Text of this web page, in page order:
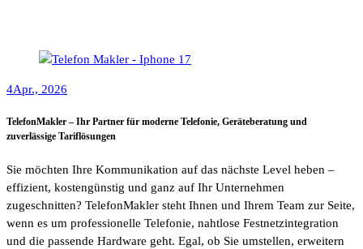
4Apr., 2026
TelefonMakler – Ihr Partner für moderne Telefonie, Geräteberatung und
zuverlässige Tariflösungen
Sie möchten Ihre Kommunikation auf das nächste Level heben –
effizient, kostengünstig und ganz auf Ihr Unternehmen
zugeschnitten? TelefonMakler steht Ihnen und Ihrem Team zur Seite,
wenn es um professionelle Telefonie, nahtlose Festnetzintegration
und die passende Hardware geht. Egal, ob Sie umstellen, erweitern